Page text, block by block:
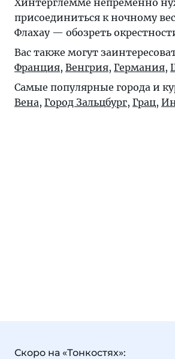
присоединиться к ночному
Флахау— обозреть
Вас также могут
Франция, Венгрия, Германия,
Самые популярные города и
Вена, Город Зальцбург, Грац,
Скоро на «Тонкостях»: